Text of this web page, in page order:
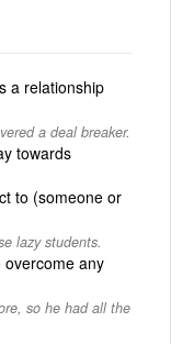
a relationship
a deal breaker.
towards
to (someone or
lazy students.
overcome any
so he had all the